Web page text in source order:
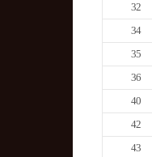
32
34
35
36
40
42
43